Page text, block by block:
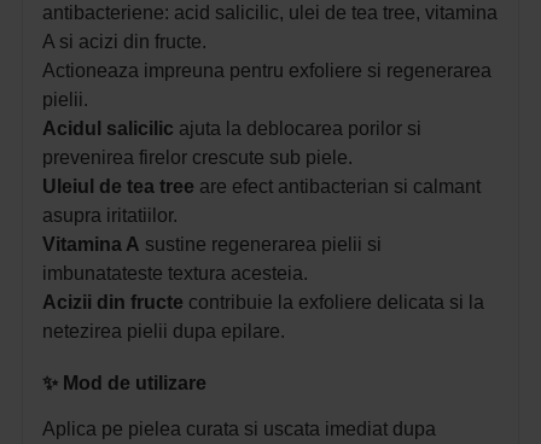
antibacteriene: acid salicilic, ulei de tea tree, vitamina
A si acizi din fructe.
Actioneaza impreuna pentru exfoliere si regenerarea
pielii.
Acidul salicilic ajuta la deblocarea porilor si
prevenirea firelor crescute sub piele.
Uleiul de tea tree are efect antibacterian si calmant
asupra iritatiilor.
Vitamina A sustine regenerarea pielii si
imbunatateste textura acesteia.
Acizii din fructe contribuie la exfoliere delicata si la
netezirea pielii dupa epilare.
✨ Mod de utilizare
Aplica pe pielea curata si uscata imediat dupa